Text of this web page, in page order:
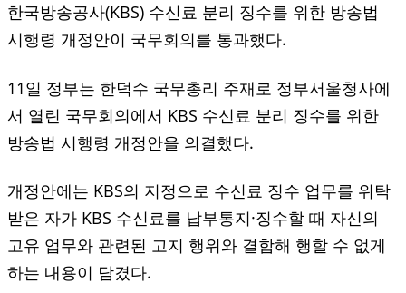
한국방송공사(KBS) 수신료 분리 징수를 위한 방송법
시행령 개정안이 국무회의를 통과했다.
11일 정부는 한덕수 국무총리 주재로 정부서울청사에
서 열린 국무회의에서 KBS 수신료 분리 징수를 위한
방송법 시행령 개정안을 의결했다.
개정안에는 KBS의 지정으로 수신료 징수 업무를 위탁
받은 자가 KBS 수신료를 납부통지·징수할 때 자신의
고유 업무와 관련된 고지 행위와 결합해 행할 수 없게
하는 내용이 담겼다.